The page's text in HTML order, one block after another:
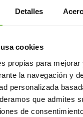
Detalles
cookies
propias para mejorar
la navegación y
personalizada
que admites
de